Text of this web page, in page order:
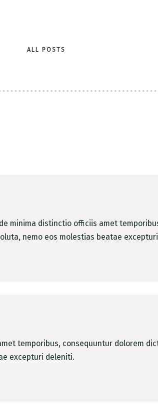
ALL POSTS
minima distinctio officiis amet
nemo eos molestias beatae
temporibus, consequuntur dolorem
excepturi deleniti.